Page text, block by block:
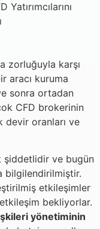
zorluğuyla karşı
aracı kuruma
sonra ortadan
CFD brokerinin
devir oranları ve
şiddetlidir ve bugün
bilgilendirilmiştir.
etkileşimler
bekliyorlar.
yönetiminin